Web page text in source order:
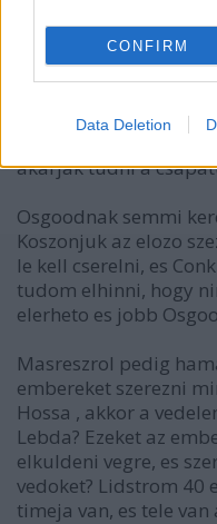
CONFIRM
Data Deletion
meow?
17 éve
idenyben, talan az is
akarjak tudni a
Osgoodnak semmi
Koszonjuk az elozo
le kell cserelni, es
tudom elhinni, hogy
elerheto es jobb
Masreszrol pedig
embereket szerezni
Hossa , akkor a
Lebda? Ezeket az
elkuldeni vegre, es
vedoket? Lidstrom 40
timeja van, es tele van